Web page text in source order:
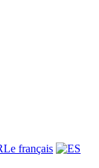
Le français